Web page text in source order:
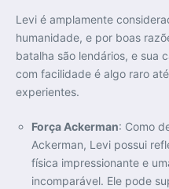
Levi é amplamente
humanidade, e por boas
batalha são lendários, e sua
com facilidade é algo raro
experientes.
Força Ackerman: Como
Ackerman, Levi possui
física impressionante e
incomparável. Ele pode